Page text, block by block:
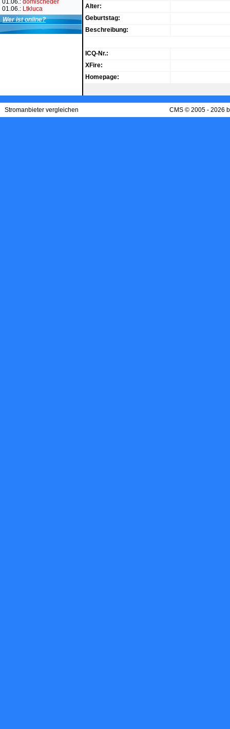
01.06.: domischeder
01.06.: Ltkluca
Wer ist online?
Alter:
Geburtstag:
Beschreibung:
ICQ-Nr.:
XFire:
Homepage:
Stromanbieter vergleichen CMS © 2005 - 2026